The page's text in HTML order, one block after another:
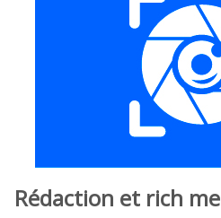
Rédaction et rich